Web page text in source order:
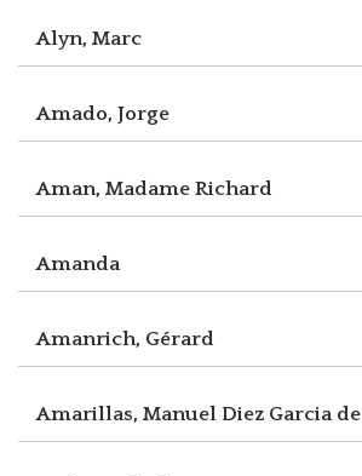
Alyn, Marc
Amado, Jorge
Aman, Madame Richard
Amanda
Amanrich, Gérard
Amarillas, Manuel Diez Garcia de